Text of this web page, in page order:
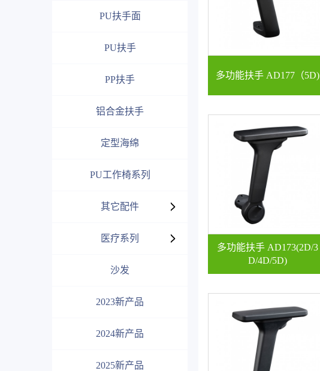
PU扶手面
PU扶手
PP扶手
铝合金扶手
定型海绵
PU工作椅系列
其它配件
医疗系列
沙发
2023新产品
2024新产品
2025新产品
多功能扶手 AD177（5D)
多功能扶手 AD173(2D/3
D/4D/5D)